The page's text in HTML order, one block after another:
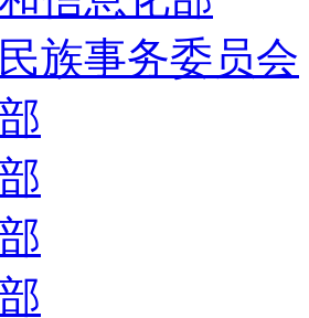
族事务委员会